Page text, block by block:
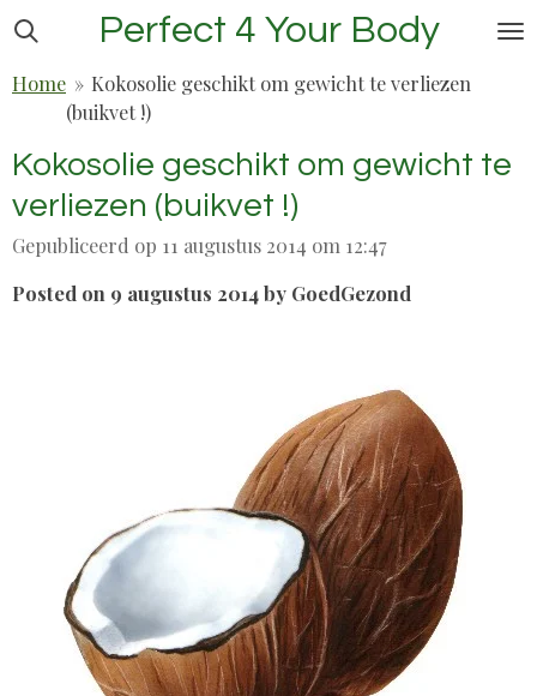
Ga
naar
Perfect 4 Your Body
Home » Kokosolie geschikt om gewicht te verliezen
(buikvet !)
Kokosolie geschikt om gewicht te
verliezen (buikvet !)
Gepubliceerd op 11 augustus 2014 om 12:47
Posted on 9 augustus 2014 by GoedGezond